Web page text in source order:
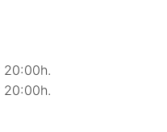
20:00h.
20:00h.